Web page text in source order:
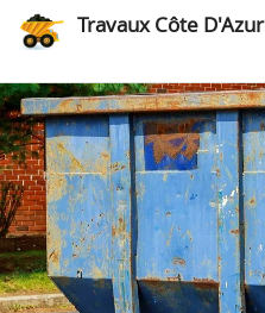
Travaux Côte D'Azur